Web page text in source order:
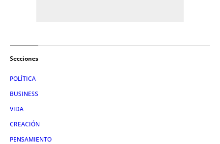
Secciones
POLÍTICA
BUSINESS
VIDA
CREACIÓN
PENSAMIENTO